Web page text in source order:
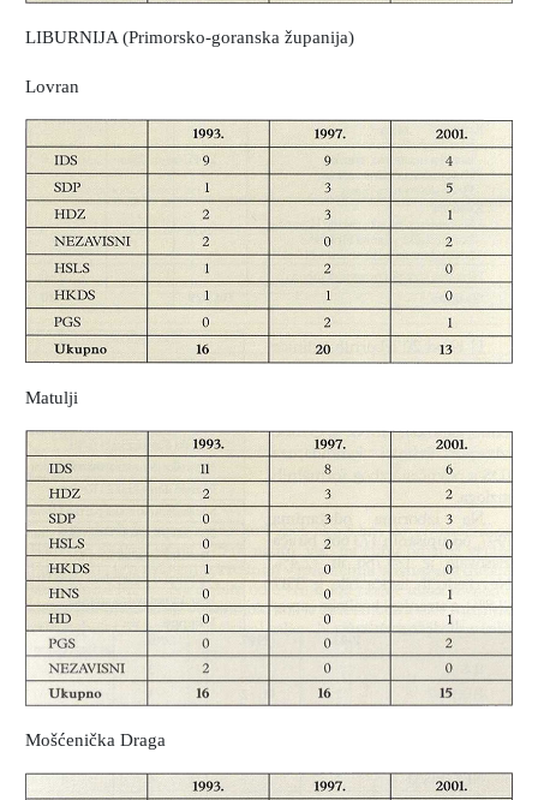
LIBURNIJA (Primorsko-goranska županija)
Lovran
Matulji
Mošćenička Draga